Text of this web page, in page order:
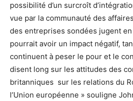
possibilité d’un surcroît
vue par la communauté des
des entreprises sondées jugent
pourrait avoir un impact négatif,
continuent à peser le pour et le
disent long sur les attitudes des
britanniques sur les relations du
l’Union européenne » souligne